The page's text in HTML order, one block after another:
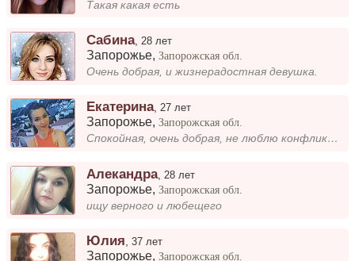
Такая какая есть
Сабина, 28 лет
Запорожье,Запорожская обл.
Очень добрая, и жизнерадостная девушка.
Екатерина,27 лет
Запорожье,Запорожская обл.
Спокойная, очень добрая, не люблю конфликты и споры
Алекандра, 28 лет
Запорожье,Запорожская обл.
ищу верного и любещего
Юлия ,37 лет
Запорожье,Запорожская обл.